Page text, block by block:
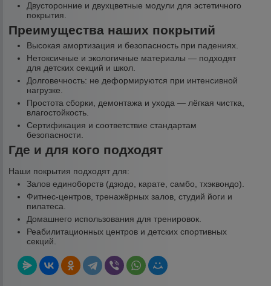
Двусторонние и двухцветные модули для эстетичного
покрытия.
Преимущества наших покрытий
Высокая амортизация и безопасность при падениях.
Нетоксичные и экологичные материалы — подходят
для детских секций и школ.
Долговечность: не деформируются при интенсивной
нагрузке.
Простота сборки, демонтажа и ухода — лёгкая чистка,
влагостойкость.
Сертификация и соответствие стандартам
безопасности.
Где и для кого подходят
Наши покрытия подходят для:
Залов единоборств (дзюдо, карате, самбо, тхэквондо).
Фитнес-центров, тренажёрных залов, студий йоги и
пилатеса.
Домашнего использования для тренировок.
Реабилитационных центров и детских спортивных
секций.